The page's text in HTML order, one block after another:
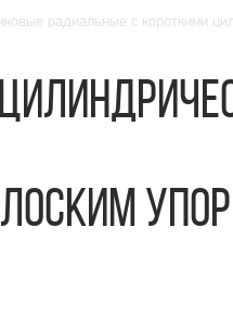
радиальные с короткими